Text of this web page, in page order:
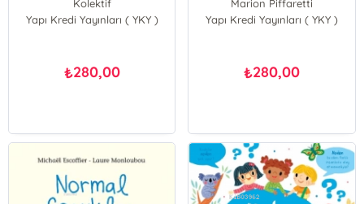
Kolektif
Yapı Kredi Yayınları ( YKY )
₺280,00
Marion Piffaretti
Yapı Kredi Yayınları ( YKY )
₺280,00